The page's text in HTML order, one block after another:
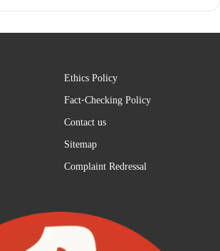
Ethics Policy
Fact-Checking Policy
Contact us
Sitemap
Complaint Redressal